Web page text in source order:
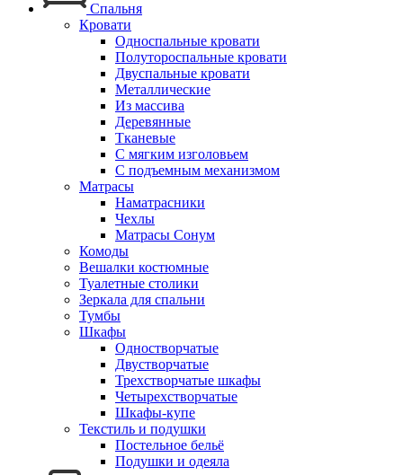
Спальня
Кровати
Односпальные кровати
Полутороспальные кровати
Двуспальные кровати
Металлические
Из массива
Деревянные
Тканевые
С мягким изголовьем
С подъемным механизмом
Матрасы
Наматрасники
Чехлы
Матрасы Сонум
Комоды
Вешалки костюмные
Туалетные столики
Зеркала для спальни
Тумбы
Шкафы
Одностворчатые
Двустворчатые
Трехстворчатые шкафы
Четырехстворчатые
Шкафы-купе
Текстиль и подушки
Постельное бельё
Подушки и одеяла